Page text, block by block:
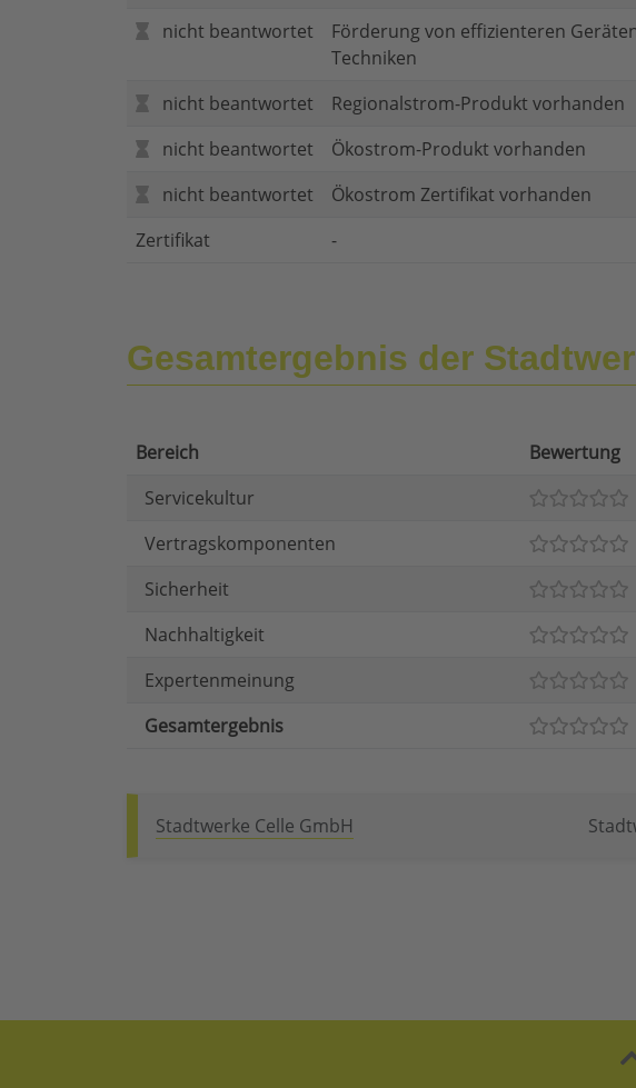
nicht beantwortet
Förderung von effizienteren
Techniken
nicht beantwortet
Regionalstrom-Produkt vorhanden
nicht beantwortet
Ökostrom-Produkt vorhanden
nicht beantwortet
Ökostrom Zertifikat vorhanden
Zertifikat
-
Gesamtergebnis der
Bereich
Bewertung
Servicekultur
Vertragskomponenten
Sicherheit
Nachhaltigkeit
Expertenmeinung
Gesamtergebnis
Stadtwerke Celle GmbH